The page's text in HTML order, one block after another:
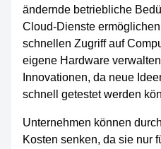
ändernde betriebliche
Cloud-Dienste
schnellen Zugriff auf
eigene Hardware
Innovationen, da neue
schnell getestet werden
Unternehmen können
Kosten senken, da sie nur